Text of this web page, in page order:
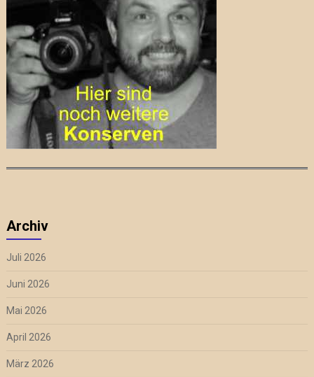
Archiv
Juli 2026
Juni 2026
Mai 2026
April 2026
März 2026